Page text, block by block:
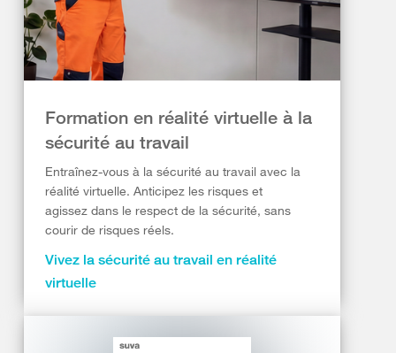
Formation en réalité virtuelle à la
sécurité au travail
Entraînez-vous à la sécurité au travail avec la
réalité virtuelle. Anticipez les risques et
agissez dans le respect de la sécurité, sans
courir de risques réels.
Vivez la sécurité au travail en réalité
virtuelle